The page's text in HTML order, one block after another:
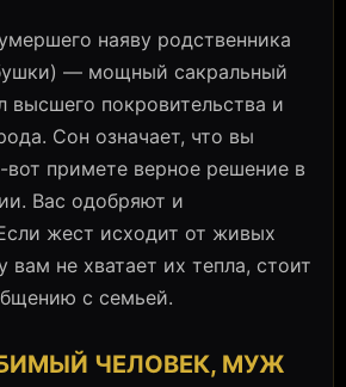
наяву родственника
— мощный сакральный
высшего покровительства и
Сон означает, что вы
вот примете верное решение в
Вас одобряют и
жест исходит от живых
вам не хватает их тепла, стоит
с семьей.
ЧЕЛОВЕК, МУЖ